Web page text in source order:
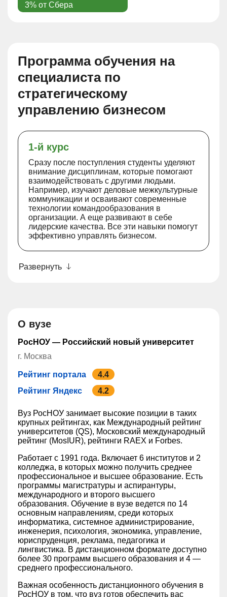
3% от Сбера
Программа обучения на
специалиста по
стратегическому
управлению бизнесом
1-й курс
Сразу после поступления студенты уделяют
внимание дисциплинам, которые помогают
взаимодействовать с другими людьми.
Например, изучают деловые межкультурные
коммуникации и осваивают современные
технологии командообразования в
организации. А еще развивают в себе
лидерские качества. Все эти навыки помогут
эффективно управлять бизнесом.
Развернуть
О вузе
РосНОУ — Российский новый университет
г. Москва
Рейтинг портала
4.4
Рейтинг Яндекс
4.2
Вуз РосНОУ занимает высокие позиции в таких
крупных рейтингах, как Международный рейтинг
университетов (QS), Московский международный
рейтинг (MosIUR), рейтинги RAEX и Forbes.
Работает с 1991 года. Включает 6 институтов и 2
колледжа, в которых можно получить среднее
профессиональное и высшее образование. Есть
программы магистратуры и аспирантуры,
международного и второго высшего
образования. Обучение в вузе ведется по 14
основным направлениям, среди которых
информатика, системное администрирование,
инженерия, психология, экономика, управление,
юриспруденция, реклама, педагогика и
лингвистика. В дистанционном формате доступно
более 30 программ высшего образования и 4 —
среднего профессионального.
Важная особенность дистанционного обучения в
РосНОУ в том, что вуз готов обеспечить вас